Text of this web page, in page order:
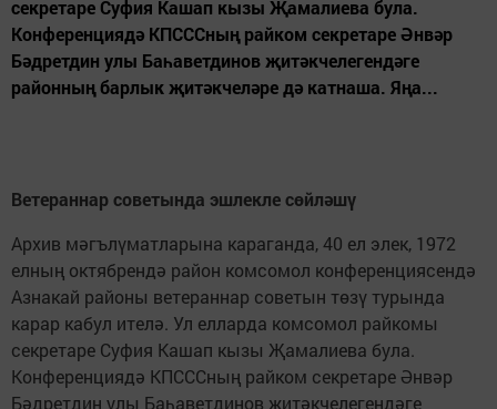
секретаре Суфия Кашап кызы Җамалиева була.
Конференциядә КПСССның райком секретаре Әнвәр
Бәдретдин улы Баһаветдинов җитәкчелегендәге
районның барлык җитәкчеләре дә катнаша. Яңа...
Ветераннар советында эшлекле сөйләшү
Архив мәгълүматларына караганда, 40 ел элек, 1972
елның октябрендә район комсомол конференциясендә
Азнакай районы ветераннар советын төзү турында
карар кабул ителә. Ул елларда комсомол райкомы
секретаре Суфия Кашап кызы Җамалиева була.
Конференциядә КПСССның райком секретаре Әнвәр
Бәдретдин улы Баһаветдинов җитәкчелегендәге